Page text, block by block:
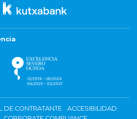
DE CONTRATANTE
ACCESIBILIDAD